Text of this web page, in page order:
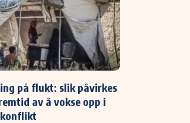
på flukt: slik påvirkes
av å vokse opp i